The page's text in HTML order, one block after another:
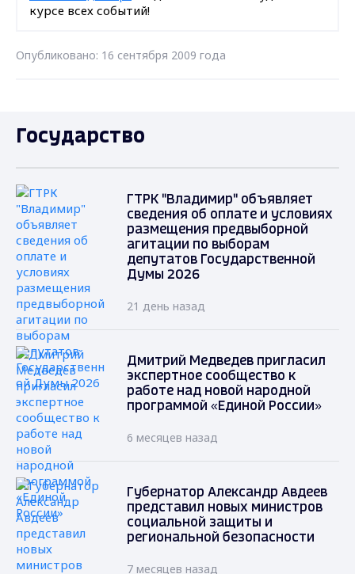
курсе всех событий!
Опубликовано: 16 сентября 2009 года
Государство
ГТРК "Владимир" объявляет
сведения об оплате и условиях
размещения предвыборной
агитации по выборам
депутатов Государственной
Думы 2026
21 день назад
Дмитрий Медведев пригласил
экспертное сообщество к
работе над новой народной
программой «Единой России»
6 месяцев назад
Губернатор Александр Авдеев
представил новых министров
социальной защиты и
региональной безопасности
7 месяцев назад